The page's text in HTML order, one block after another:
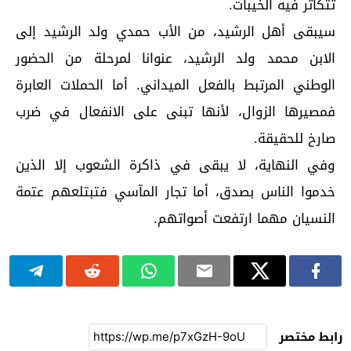
سيبقى أهل الرشيد، من الأب حمدي ولد الرشيد إلى
الابن محمد ولد الرشيد، عنوانا لمرحلة من الحضور
الوطني المرتبط بالفعل الميداني. أما الحملات العابرة
فمصيرها الزوال، لأنها تبنى على الانفعال في ضرب
صارخ للحقيقة.
وفي النهاية، لا يبقى في ذاكرة الشعوب إلا الذين
خدموا الناس بصدق، أما تجار المآسي فتبتلعهم عتمة
النسيان مهما ارتفعت أصواتهم.
رابط مختصر